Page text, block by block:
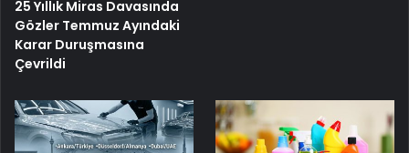
25 Yıllık Miras Davasında
Gözler Temmuz Ayındaki
Karar Duruşmasına
Çevrildi